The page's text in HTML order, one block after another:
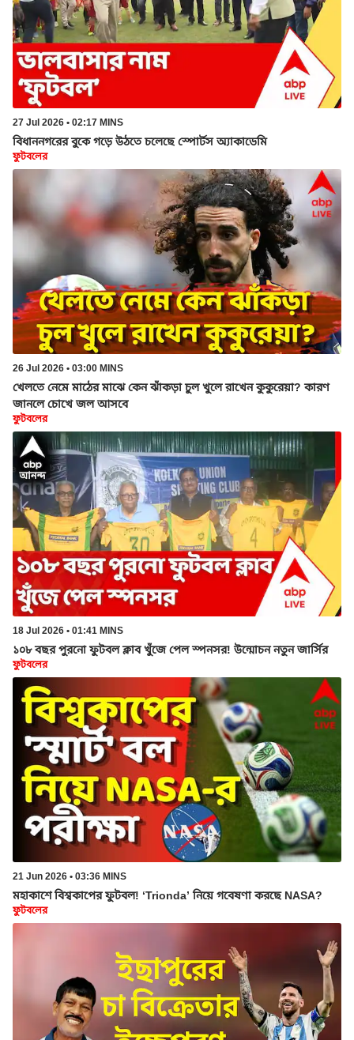
27 Jul 2026 • 02:17 MINS
বিধাননগরের বুকে গড়ে উঠতে চলেছে স্পোর্টস অ্যাকাডেমি
ফুটবলের
26 Jul 2026 • 03:00 MINS
খেলতে নেমে মাঠের মাঝে কেন ঝাঁকড়া চুল খুলে রাখেন কুকুরেয়া? কারণ
জানলে চোখে জল আসবে
ফুটবলের
18 Jul 2026 • 01:41 MINS
১০৮ বছর পুরনো ফুটবল ক্লাব খুঁজে পেল স্পনসর! উন্মোচন নতুন জার্সির
ফুটবলের
21 Jun 2026 • 03:36 MINS
মহাকাশে বিশ্বকাপের ফুটবল! ‘Trionda’ নিয়ে গবেষণা করছে NASA?
ফুটবলের